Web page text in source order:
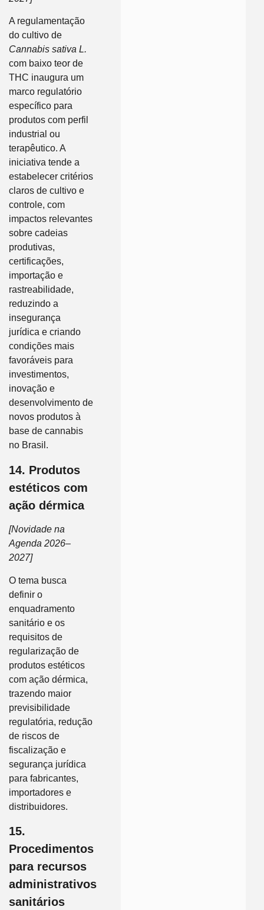
A regulamentação
do cultivo de
Cannabis sativa L.
com baixo teor de
THC inaugura um
marco regulatório
específico para
produtos com perfil
industrial ou
terapêutico. A
iniciativa tende a
estabelecer critérios
claros de cultivo e
controle, com
impactos relevantes
sobre cadeias
produtivas,
certificações,
importação e
rastreabilidade,
reduzindo a
insegurança
jurídica e criando
condições mais
favoráveis para
investimentos,
inovação e
desenvolvimento de
novos produtos à
base de cannabis
no Brasil.
14. Produtos
estéticos com
ação dérmica
[Novidade na
Agenda 2026–
2027]
O tema busca
definir o
enquadramento
sanitário e os
requisitos de
regularização de
produtos estéticos
com ação dérmica,
trazendo maior
previsibilidade
regulatória, redução
de riscos de
fiscalização e
segurança jurídica
para fabricantes,
importadores e
distribuidores.
15.
Procedimentos
para recursos
administrativos
sanitários